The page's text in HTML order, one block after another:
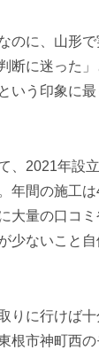
のに、山形
断に迷った」
いう印象に
、2021年設
年間の施工
大量の口コ
少ないこと
りに行けば
根市神町西